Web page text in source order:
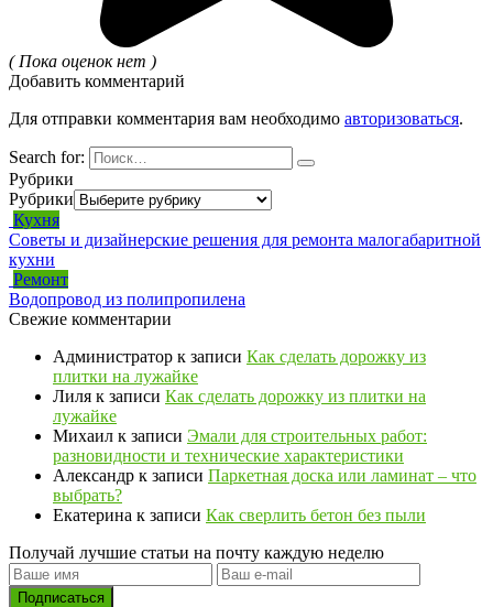
( Пока оценок нет )
Добавить комментарий
Для отправки комментария вам необходимо авторизоваться.
Search for:
Рубрики
Рубрики
Кухня
Советы и дизайнерские решения для ремонта малогабаритной
кухни
Ремонт
Водопровод из полипропилена
Свежие комментарии
Администратор к записи Как сделать дорожку из
плитки на лужайке
Лиля к записи Как сделать дорожку из плитки на
лужайке
Михаил к записи Эмали для строительных работ:
разновидности и технические характеристики
Александр к записи Паркетная доска или ламинат – что
выбрать?
Екатерина к записи Как сверлить бетон без пыли
Получай лучшие статьи на почту каждую неделю
Подписаться